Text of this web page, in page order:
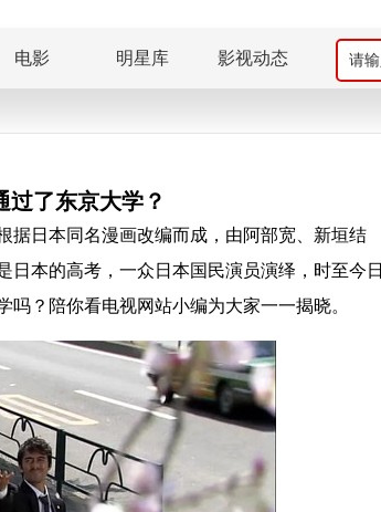
电影 明星库 影视动态
过了东京大学？
据日本同名漫画改编而成，由阿部宽、新垣结
本的高考，一众日本国民演员演绎，时至今日
？陪你看电视网站小编为大家一一揭晓。